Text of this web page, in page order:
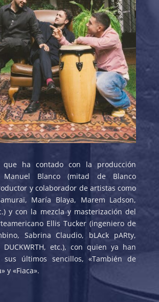
que ha contado con la producción
Blanco (mitad de Blanco
y colaborador de artistas como
María Blaya, Marem Ladson,
y con la mezcla y masterización del
Ellis Tucker (ingeniero de
Sabrina Claudio, bLAck pARty,
DUCKWRTH, etc.), con quien ya han
sus últimos sencillos, «También de
y «Fiaca».